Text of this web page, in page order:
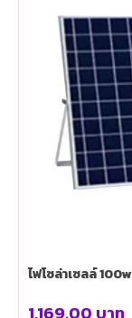
ไฟโซล่าเซลล์ 100w